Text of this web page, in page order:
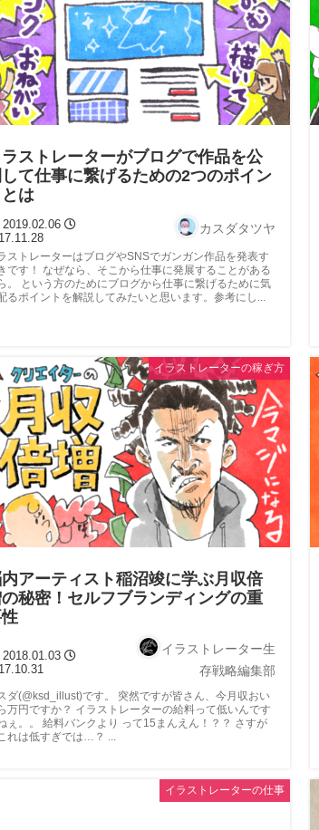
ストレーターがブログで作品を公
して仕事に繋げるための2つのポイン
とは
2019.02.06
カスダタツヤ
ストレーターはブログやSNSでガンガン作品を発表す
です！ なぜなら、そこから仕事に発展することがある
。 という方のためにブログから仕事に繋げるために気
るポイントを解説してみたいと思います。参考にし...
イラストレーターの稼ぎ方
アーティスト稲沼竣に学ぶ月収倍
秘密！セルフブランディングの重
2018.01.03
イラストレーター生
存戦略編集部
ダ(@ksd_illust)です。 突然ですが皆さん、今月収おい
万円ですか？ イラストレーターの給料って低いんです
ぇ。。 給料バンクより って15まんえん！？？ さすが
れは低すぎでは…？ ...
イラストレーターの仕事